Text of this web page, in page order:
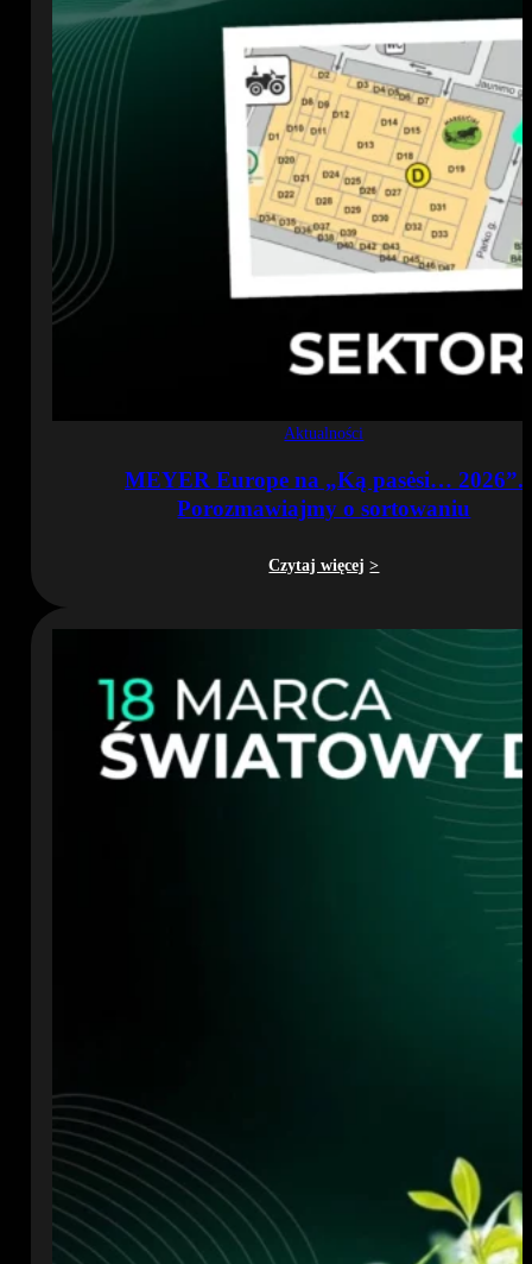
Aktualności
MEYER Europe na „Ką pasėsi… 2026”.
Porozmawiajmy o sortowaniu
Czytaj więcej